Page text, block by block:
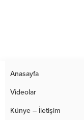
Anasayfa
Videolar
Künye – İletişim